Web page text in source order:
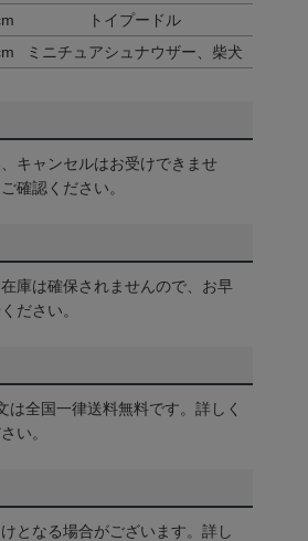
トイプードル
ミニチュアシュナウザー、柴犬
キャンセルはお受けできませ
確認ください。
庫は確保されませんので、お早
ださい。
全国一律送料無料です。詳しく
い。
となる場合がございます。詳し